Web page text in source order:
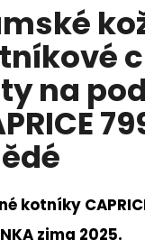
na
kotníky
zima 2025.